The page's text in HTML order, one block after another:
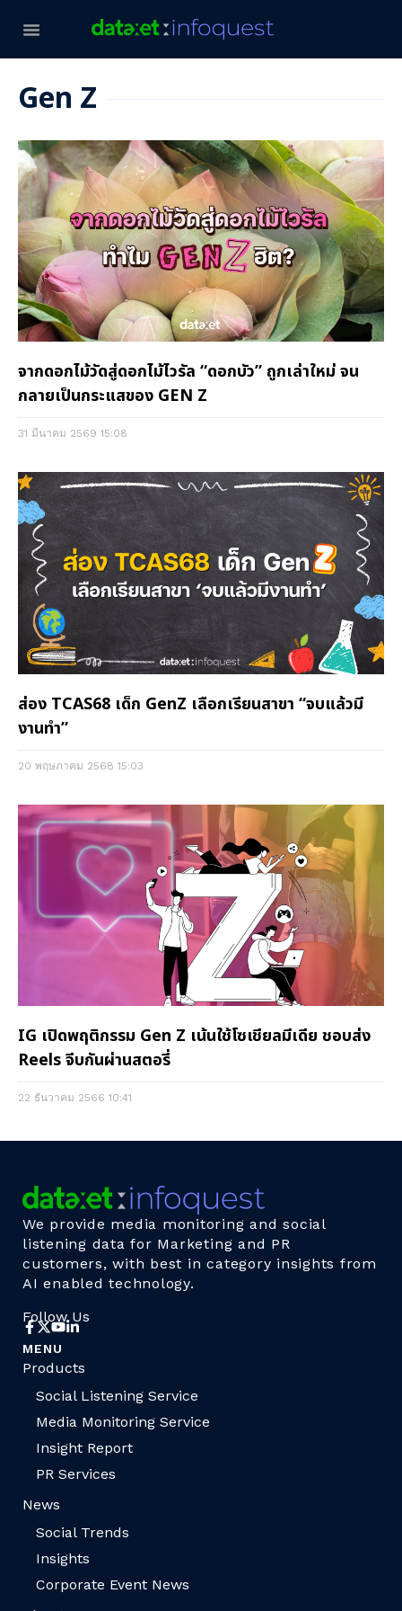
Gen Z
จากดอกไม้วัดสู่ดอกไม้ไวรัล “ดอกบัว” ถูกเล่าใหม่ จน
กลายเป็นกระแสของ GEN Z
31 มีนาคม 2569 15:08
ส่อง TCAS68 เด็ก GenZ เลือกเรียนสาขา “จบแล้วมี
งานทำ”
20 พฤษภาคม 2568 15:03
IG เปิดพฤติกรรม Gen Z เน้นใช้โซเชียลมีเดีย ชอบส่ง
Reels จีบกันผ่านสตอรี่
22 ธันวาคม 2566 10:41
We provide media monitoring and social
listening data for Marketing and PR
customers, with best in category insights from
AI enabled technology.
Follow Us
MENU
Products
Social Listening Service
Media Monitoring Service
Insight Report
PR Services
News
Social Trends
Insights
Corporate Event News